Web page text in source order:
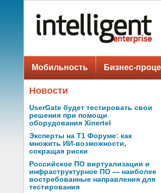
Мобильность Бизнес-
Новости
UserGate будет тестировать свои
решения при помощи
оборудования Xinertel
Эксперты на Т1 Форуме: как
множить ИИ-возможности,
сокращая риски
Российское ПО виртуализации и
инфраструктурное ПО — наиболее
востребованные направления для
тестирования